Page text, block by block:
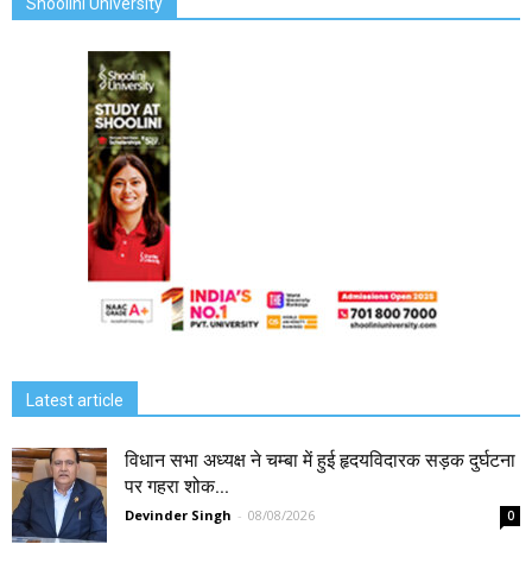
Latest article
विधान सभा अध्यक्ष ने चम्बा में हुई हृदयविदारक सड़क दुर्घटना
पर गहरा शोक...
Devinder Singh - 08/08/2026 0